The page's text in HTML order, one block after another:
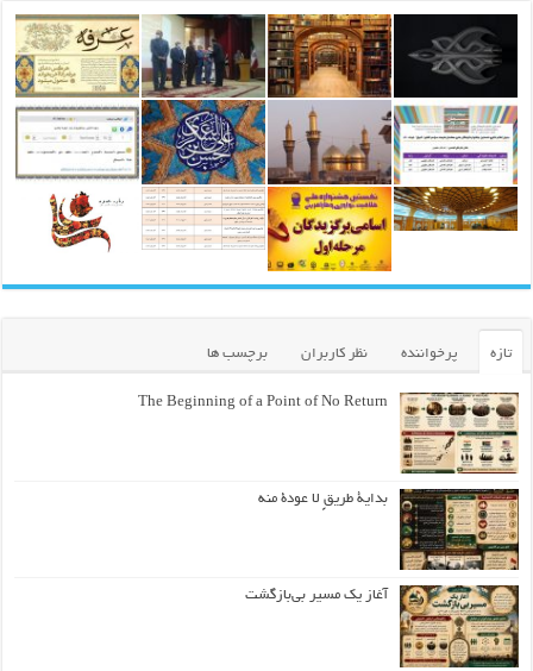
تازه پرخواننده نظر کاربران برچسب ها
The Beginning of a Point of No Return
بداية طريقٍ لا عودة منه
آغاز یک مسیر بی‌بازگشت